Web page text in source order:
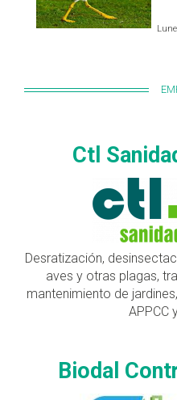
Ctl
Desratización,
aves y otras plagas,
mantenimiento de
APPCC
Biodal